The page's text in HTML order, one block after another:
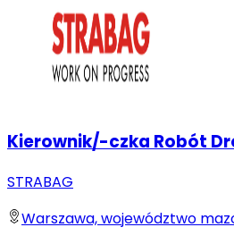
Kierownik/-czka Robót
STRABAG
Warszawa, województwo